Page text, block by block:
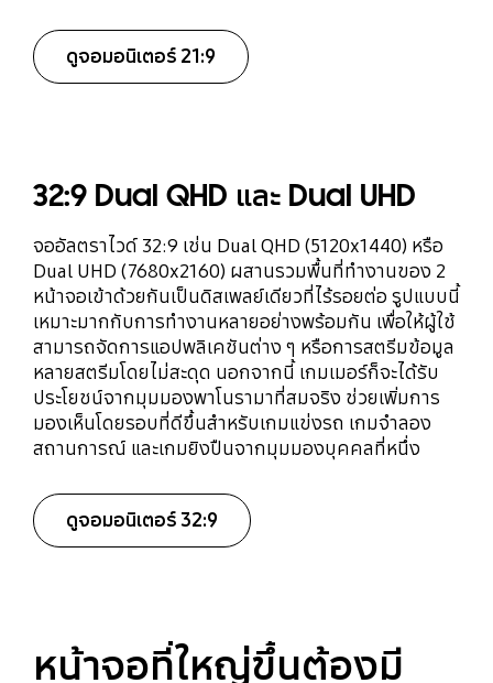
ดูจอมอนิเตอร์ 21:9
32:9 Dual QHD และ Dual UHD
จออัลตราไวด์ 32:9 เช่น Dual QHD (5120x1440) หรือ
Dual UHD (7680x2160) ผสานรวมพื้นที่ทำงานของ 2
หน้าจอเข้าด้วยกันเป็นดิสเพลย์เดียวที่ไร้รอยต่อ รูปแบบนี้
เหมาะมากกับการทำงานหลายอย่างพร้อมกัน เพื่อให้ผู้ใช้
สามารถจัดการแอปพลิเคชันต่าง ๆ หรือการสตรีมข้อมูล
หลายสตรีมโดยไม่สะดุด นอกจากนี้ เกมเมอร์ก็จะได้รับ
ประโยชน์จากมุมมองพาโนรามาที่สมจริง ช่วยเพิ่มการ
มองเห็นโดยรอบที่ดีขึ้นสำหรับเกมแข่งรถ เกมจำลอง
สถานการณ์ และเกมยิงปืนจากมุมมองบุคคลที่หนึ่ง
ดูจอมอนิเตอร์ 32:9
หน้าจอที่ใหญ่ขึ้นต้องมี